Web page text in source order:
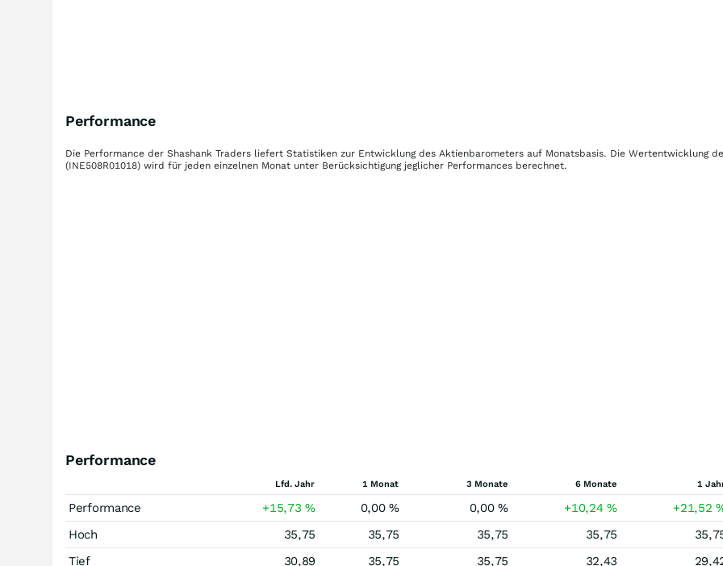
Performance
Die Performance der Shashank Traders liefert Statistiken zur Entwicklung des Aktienbarometers auf Monatsbasis. Die Wertentwicklung
(INE508R01018) wird für jeden einzelnen Monat unter Berücksichtigung jeglicher Performances berechnet.
Performance
Lfd. Jahr 1 Monat 3 Monate 6 Monate 1
Performance +15,73% 0,00% 0,00% +10,24% +21,52
Hoch
35,75 35,75 35,75 35,75
Tief
30,89 35,75 35,75 32,43